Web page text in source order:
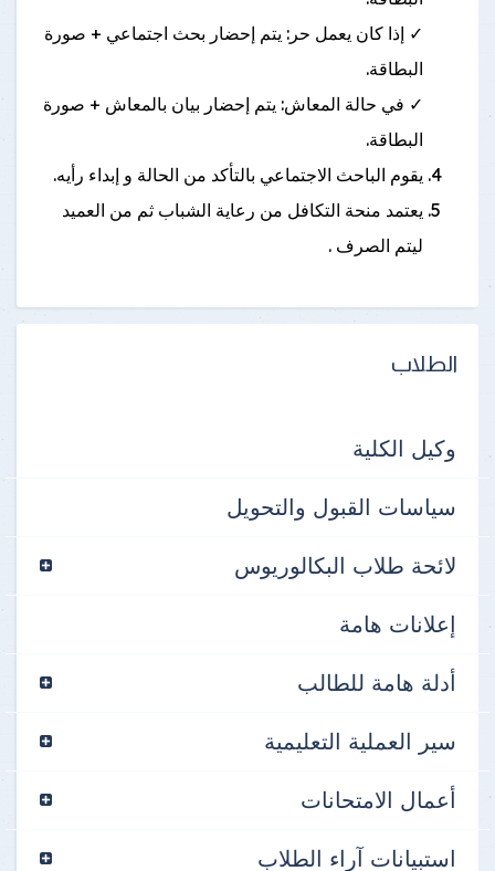
✓ إذا كان يعمل حر: يتم إحضار بحث اجتماعي + صورة
البطاقة.
✓ في حالة المعاش: يتم إحضار بيان بالمعاش + صورة
البطاقة.
يقوم الباحث الاجتماعي بالتأكد من الحالة و إبداء رأيه.
يعتمد منحة التكافل من رعاية الشباب ثم من العميد
ليتم الصرف .
الطلاب
وكيل الكلية
سياسات القبول والتحويل
لائحة طلاب البكالوريوس
إعلانات هامة
أدلة هامة للطالب
سير العملية التعليمية
أعمال الامتحانات
استبيانات آراء الطلاب